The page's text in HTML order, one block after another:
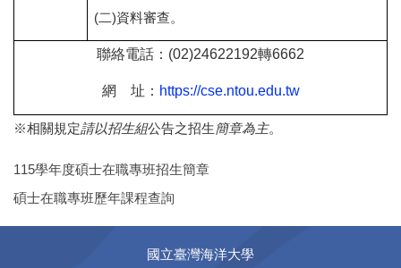
(二)資料審查。
聯絡電話：(02)24622192轉6662
網 址： https://cse.ntou.edu.tw
※相關規定請以招生組公告之招生簡章為主。
115學年度碩士在職專班招生簡章
碩士在職專班歷年課程查詢
國立臺灣海洋大學